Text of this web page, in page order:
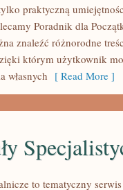
praktyczną
Poradnik dla
znaleźć różnorodne
którym użytkownik
własnych [ Read More ]
to tematyczny